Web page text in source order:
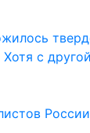
с
России